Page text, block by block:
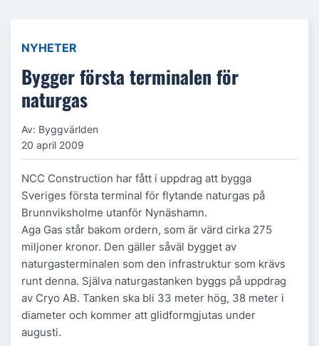
NYHETER
Bygger första terminalen för
naturgas
Av: Byggvärlden
20 april 2009
NCC Construction har fått i uppdrag att bygga
Sveriges första terminal för flytande naturgas på
Brunnviksholme utanför Nynäshamn.
Aga Gas står bakom ordern, som är värd cirka 275
miljoner kronor. Den gäller såväl bygget av
naturgasterminalen som den infrastruktur som krävs
runt denna. Själva naturgastanken byggs på uppdrag
av Cryo AB. Tanken ska bli 33 meter hög, 38 meter i
diameter och kommer att glidformgjutas under
augusti.